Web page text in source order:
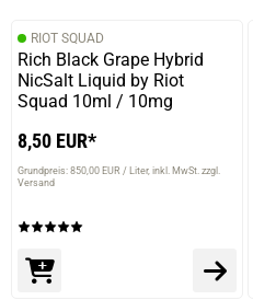
RIOT SQUAD
Rich Black Grape Hybrid
NicSalt Liquid by Riot
Squad 10ml / 10mg
8,50 EUR*
Grundpreis: 850,00 EUR / Liter inkl. MwSt. zzgl.
Versand